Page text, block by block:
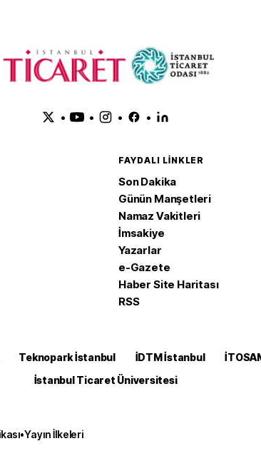
• • • •
FAYDALI LINKLER
Son Dakika
Günün Manşetleri
Namaz Vakitleri
İmsakiye
Yazarlar
e-Gazete
Haber Site Haritası
RSS
Teknopark İstanbul İDTM İstanbul
İstanbul Ticaret Üniversitesi
•Yayın İlkeleri